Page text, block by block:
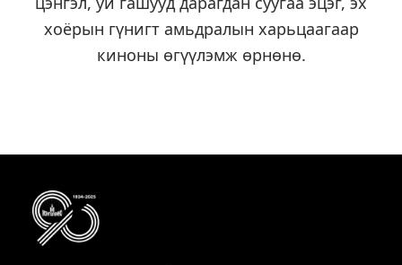
хоёрын гүнигт амьдралын харьцаагаар
киноны өгүүлэмж өрнөнө.